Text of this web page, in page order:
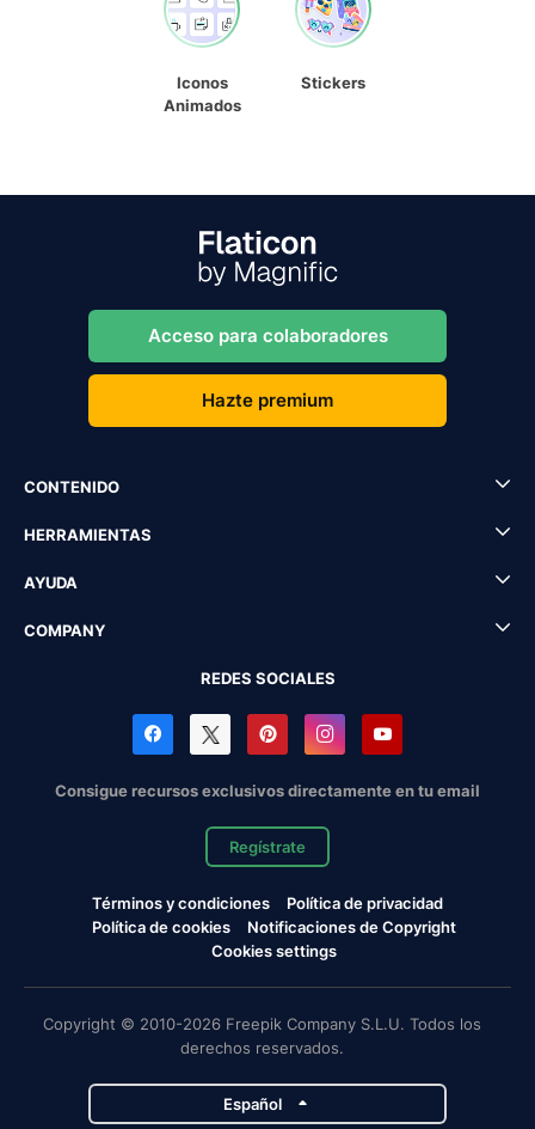
Iconos
Animados
Stickers
Acceso para colaboradores
Hazte premium
CONTENIDO
HERRAMIENTAS
AYUDA
COMPANY
REDES SOCIALES
Consigue recursos exclusivos directamente en tu email
Regístrate
Términos y condiciones
Política de privacidad
Política de cookies
Notificaciones de Copyright
Cookies settings
Copyright © 2010-2026 Freepik Company S.L.U. Todos los
derechos reservados.
Español